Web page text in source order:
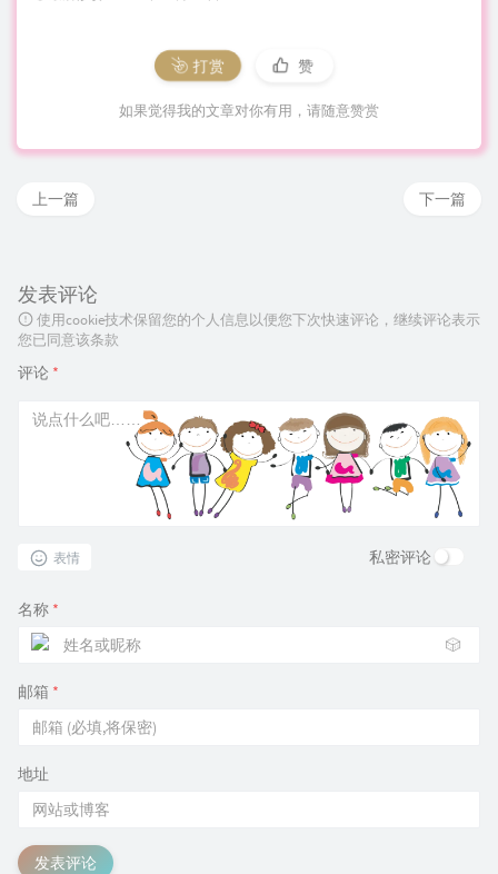
打赏 赞
如果觉得我的文章对你有用，请随意赞赏
下一篇
上一篇
发表评论
使用cookie技术保留您的个人信息以便您下次快速评论，继续评论表示
您已同意该条款
评论 *
表情 私密评论
名称 *
🎲
邮箱 *
地址
发表评论